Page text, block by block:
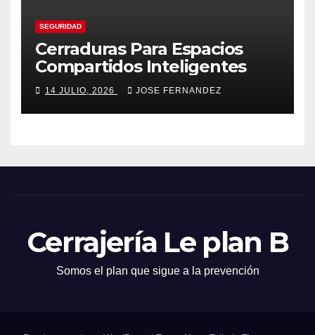
SEGURIDAD
Cerraduras Para Espacios
Compartidos Inteligentes
14 JULIO, 2026 JOSE FERNANDEZ
Cerrajería Le plan B
Somos el plan que sigue a la prevención